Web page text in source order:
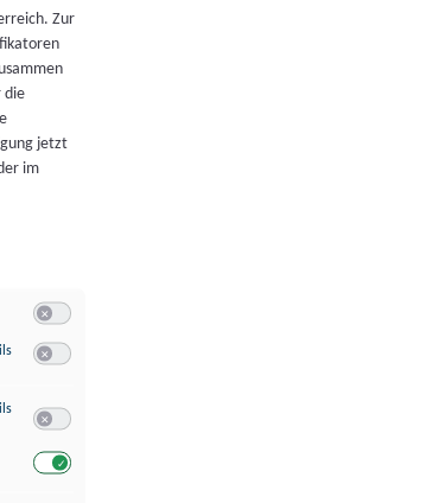
Zur
die
jetzt
im
zu Speichern von oder Zugriff auf Informationen auf einem Endgerät
zu Verwendung reduzierter Daten zur Auswahl von Werbeanzeigen